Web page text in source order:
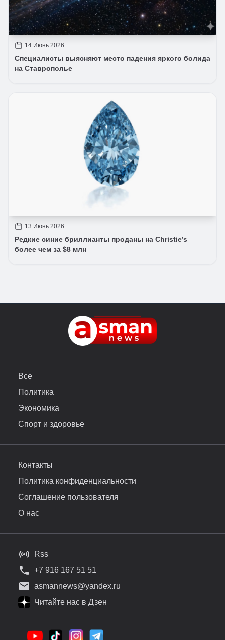
14 Июнь 2026
Специалисты выясняют место падения яркого болида
на Ставрополье
13 Июнь 2026
Редкие синие бриллианты проданы на Christie’s
более чем за $8 млн
Все
Политика
Экономика
Спорт и здоровье
Контакты
Политика конфиденциальности
Соглашение пользователя
О нас
Rss
+7 916 167 51 51
asmannews@yandex.ru
Читайте нас в Дзен